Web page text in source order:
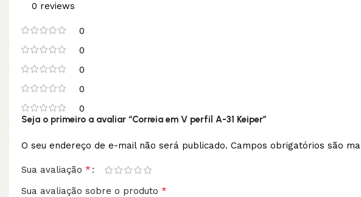
0 reviews
0
0
0
0
0
Seja o primeiro a avaliar “Correia em V perfil A-31 Keiper”
O seu endereço de e-mail não será publicado. Campos obrigatórios são
Sua avaliação *
Sua avaliação sobre o produto *